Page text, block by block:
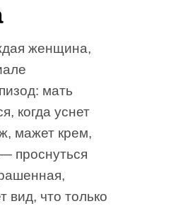
женщина,
мать
когда уснет
мажет крем,
проснуться
вид, что только